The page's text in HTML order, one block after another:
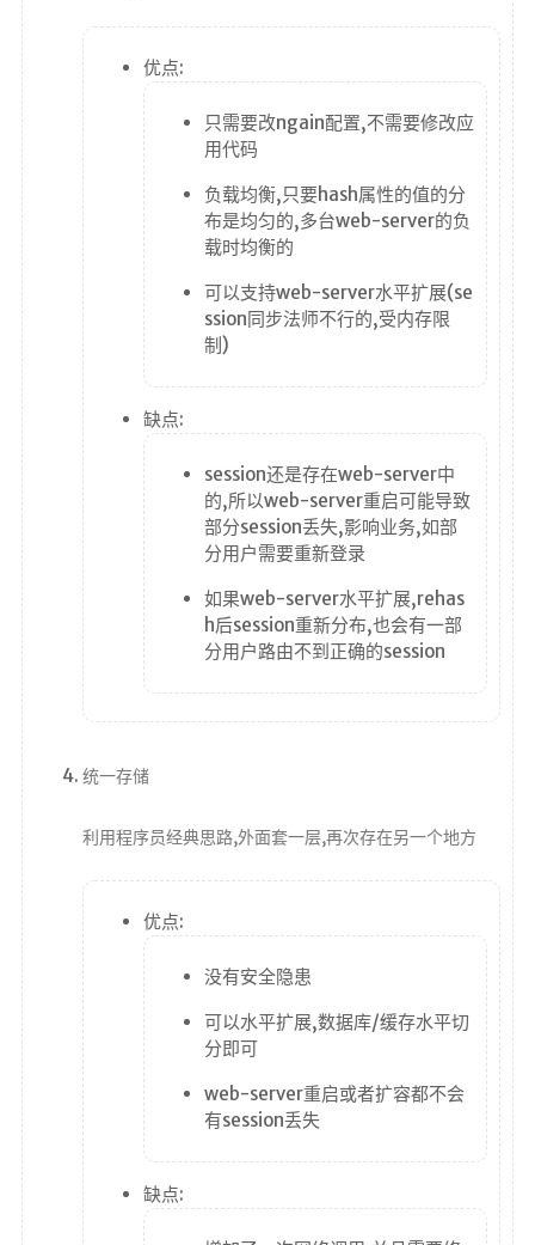
优点:
只需要改ngain配置,不需要修改应
用代码
负载均衡,只要hash属性的值的分
布是均匀的,多台web-server的负
载时均衡的
可以支持web-server水平扩展(se
ssion同步法师不行的,受内存限
制)
缺点:
session还是存在web-server中
的,所以web-server重启可能导致
部分session丢失,影响业务,如部
分用户需要重新登录
如果web-server水平扩展,rehas
h后session重新分布,也会有一部
分用户路由不到正确的session
统一存储
利用程序员经典思路,外面套一层,再次存在另一个地方
优点:
没有安全隐患
可以水平扩展,数据库/缓存水平切
分即可
web-server重启或者扩容都不会
有session丢失
缺点: